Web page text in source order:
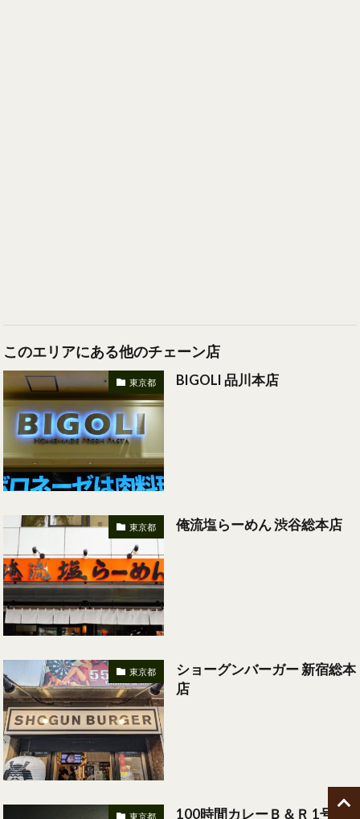
このエリアにある他のチェーン店
東京都 BIGOLI 品川本店
東京都 俺流塩らーめん 渋谷総本店
東京都
ショーグンバーガー 新宿総本
店
東京都 100時間カレーＢ＆Ｒ 1号店